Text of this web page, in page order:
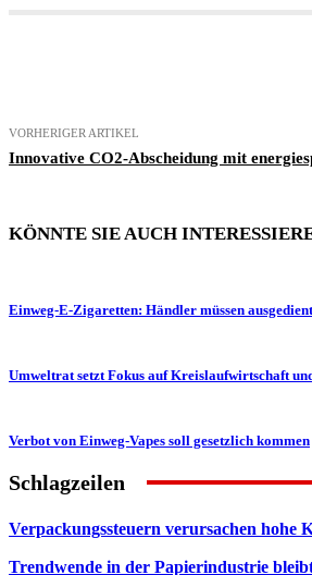
VORHERIGER ARTIKEL
Innovative CO2-Abscheidung mit
KÖNNTE SIE AUCH
Einweg-E-Zigaretten: Händler müssen
Umweltrat setzt Fokus auf Kreislaufwirtschaft
Verbot von Einweg-Vapes soll gesetzlich kommen
Schlagzeilen
Verpackungssteuern verursachen hohe
Trendwende in der Papierindustrie